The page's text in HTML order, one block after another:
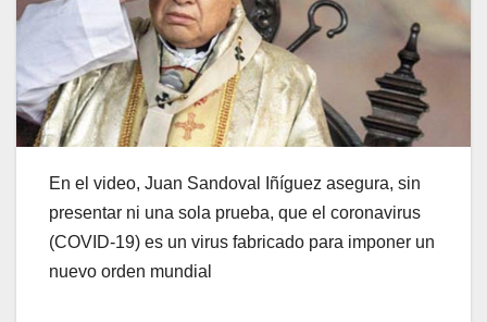
En el video, Juan Sandoval Iñíguez asegura, sin
presentar ni una sola prueba, que el coronavirus
(COVID-19) es un virus fabricado para imponer un
nuevo orden mundial